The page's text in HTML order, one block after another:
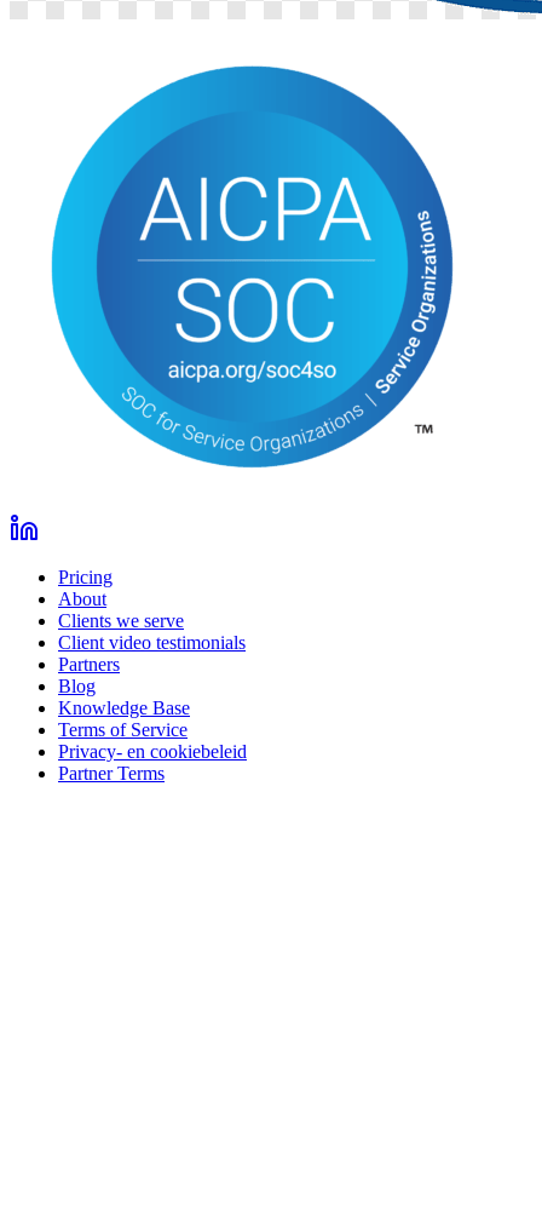
Pricing
About
Clients we serve
Client video testimonials
Partners
Blog
Knowledge Base
Terms of Service
Privacy- en cookiebeleid
Partner Terms